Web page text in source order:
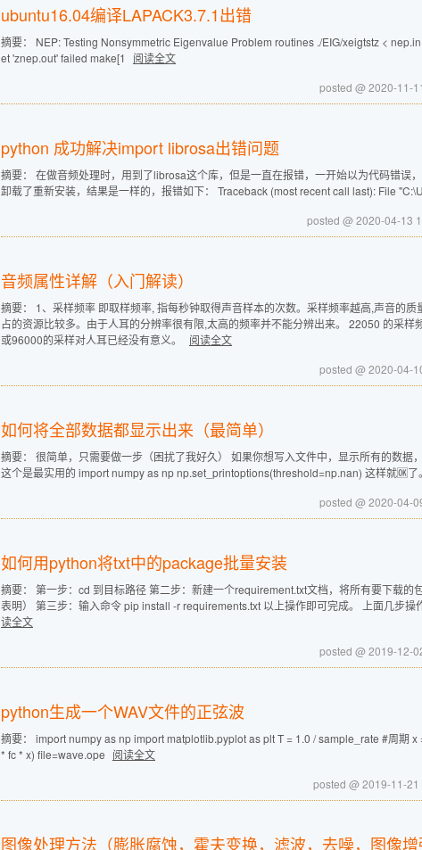
ubuntu16.04编译LAPACK3.7.1出错
摘要： NEP: Testing Nonsymmetric Eigenvalue Problem routines ./EIG/xeigtstz <
et 'znep.out' failed make[1
阅读全文
posted @ 2020-11-
python 成功解决import librosa出错问题
摘要： 在做音频处理时，用到了librosa这个库，但是一直在报错，一开始以为代码错误
卸载了重新安装，结果是一样的，报错如下： Traceback (most recent call last): File
posted @ 2020-04-13
音频属性详解（入门解读）
摘要： 1、采样频率 即取样频率, 指每秒钟取得声音样本的次数。采样频率越高,声音的
占的资源比较多。由于人耳的分辨率很有限,太高的频率并不能分辨出来。 22050 的采
或96000的采样对人耳已经没有意义。
阅读全文
posted @ 2020-04-
如何将全部数据都显示出来（最简单）
摘要： 很简单，只需要做一步（困扰了我好久） 如果你想写入文件中，显示所有的数据
这个是最实用的 import numpy as np np.set_printoptions(threshold=np.nan) 这样就🆗了
posted @ 2020-04-
如何用python将txt中的package批量安装
摘要： 第一步：cd 到目标路径 第二步：新建一个requirement.txt文档，将所有要下载的
表明） 第三步：输入命令 pip install -r requirements.txt 以上操作即可完成。 上面几步
读全文
posted @ 2019-12-
python生成一个WAV文件的正弦波
摘要： import numpy as np import matplotlib.pyplot as plt T = 1.0 / sample_rate #周期
* fc * x) file=wave.ope 阅读全文
posted @ 2019-11-
图像处理方法（膨胀腐蚀，霍夫变换，滤波，去噪，图像